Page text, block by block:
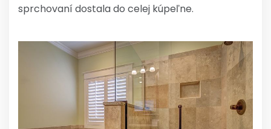
sprchovaní dostala do celej kúpeľne.